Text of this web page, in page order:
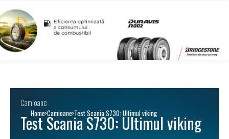
Home Camioane Test Scania S730: Ultimul viking
Camioane
Test Scania S730: Ultimul viking